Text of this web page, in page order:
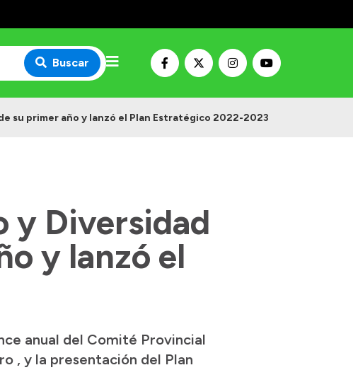
Buscar
su primer año y lanzó el Plan Estratégico 2022-2023
y Diversidad
y lanzó el
anual del Comité Provincial
, y la presentación del Plan